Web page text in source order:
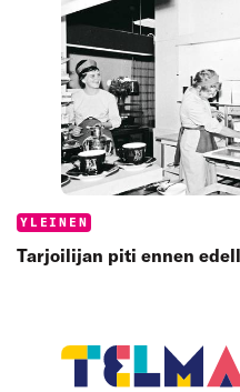
Categories:
YLEINEN
Tarjoilijan piti ennen